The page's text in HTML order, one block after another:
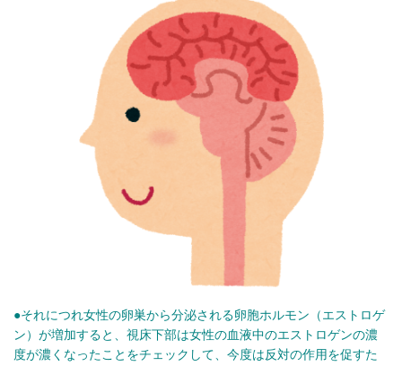
●それにつれ女性の卵巣から分泌される卵胞ホルモン（エストロゲ
ン）が増加すると、視床下部は女性の血液中のエストロゲンの濃
度が濃くなったことをチェックして、今度は反対の作用を促すた